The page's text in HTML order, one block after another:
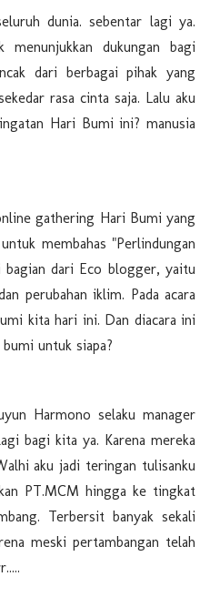
dunia. sebentar lagi ya.
dukungan bagi
dari berbagai pihak yang
rasa cinta saja. Lalu aku
Hari Bumi ini? manusia
gathering Hari Bumi yang
membahas "Perlindungan
dari Eco blogger, yaitu
perubahan iklim. Pada acara
kita hari ini. Dan diacara ini
untuk siapa?
Harmono selaku manager
bagi kita ya. Karena mereka
aku jadi teringan tulisanku
PT.MCM hingga ke tingkat
Terbersit banyak sekali
meski pertambangan telah